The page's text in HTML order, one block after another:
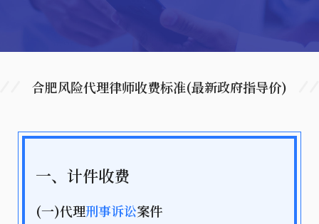
合肥风险代理律师收费标准(最新政府指导价)
一、计件收费
(一)代理刑事诉讼案件